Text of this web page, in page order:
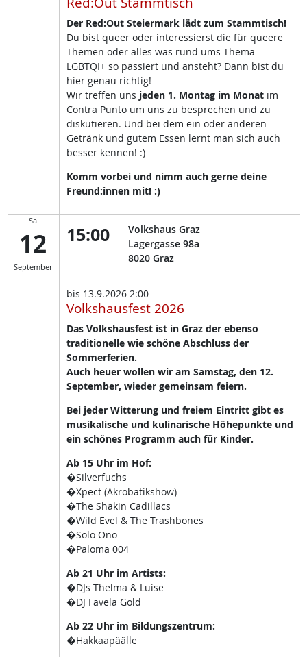
Der Red:Out Steiermark lädt zum Stammtisch!
Du bist queer oder interessierst die für queere
Themen oder alles was rund ums Thema
LGBTQI+ so passiert und ansteht? Dann bist du
hier genau richtig!
Wir treffen uns jeden 1. Montag im Monat im
Contra Punto um uns zu besprechen und zu
diskutieren. Und bei dem ein oder anderen
Getränk und gutem Essen lernt man sich auch
besser kennen! :)
Komm vorbei und nimm auch gerne deine
Freund:innen mit! :)
Sa
12
September
15:00
Volkshaus Graz
Lagergasse 98a
8020 Graz
bis 13.9.2026 2:00
Volkshausfest 2026
Das Volkshausfest ist in Graz der ebenso
traditionelle wie schöne Abschluss der
Sommerferien.
Auch heuer wollen wir am Samstag, den 12.
September, wieder gemeinsam feiern.
Bei jeder Witterung und freiem Eintritt gibt es
musikalische und kulinarische Höhepunkte und
ein schönes Programm auch für Kinder.
Ab 15 Uhr im Hof:
�Silverfuchs
�Xpect (Akrobatikshow)
�The Shakin Cadillacs
�Wild Evel & The Trashbones
�Solo Ono
�Paloma 004
Ab 21 Uhr im Artists:
�DJs Thelma & Luise
�DJ Favela Gold
Ab 22 Uhr im Bildungszentrum:
�Hakkaapäälle